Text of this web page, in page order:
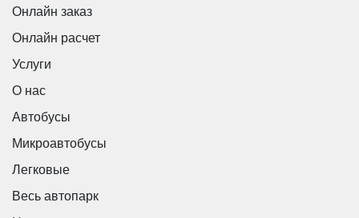
Онлайн заказ
Онлайн расчет
Услуги
О нас
Автобусы
Микроавтобусы
Легковые
Весь автопарк